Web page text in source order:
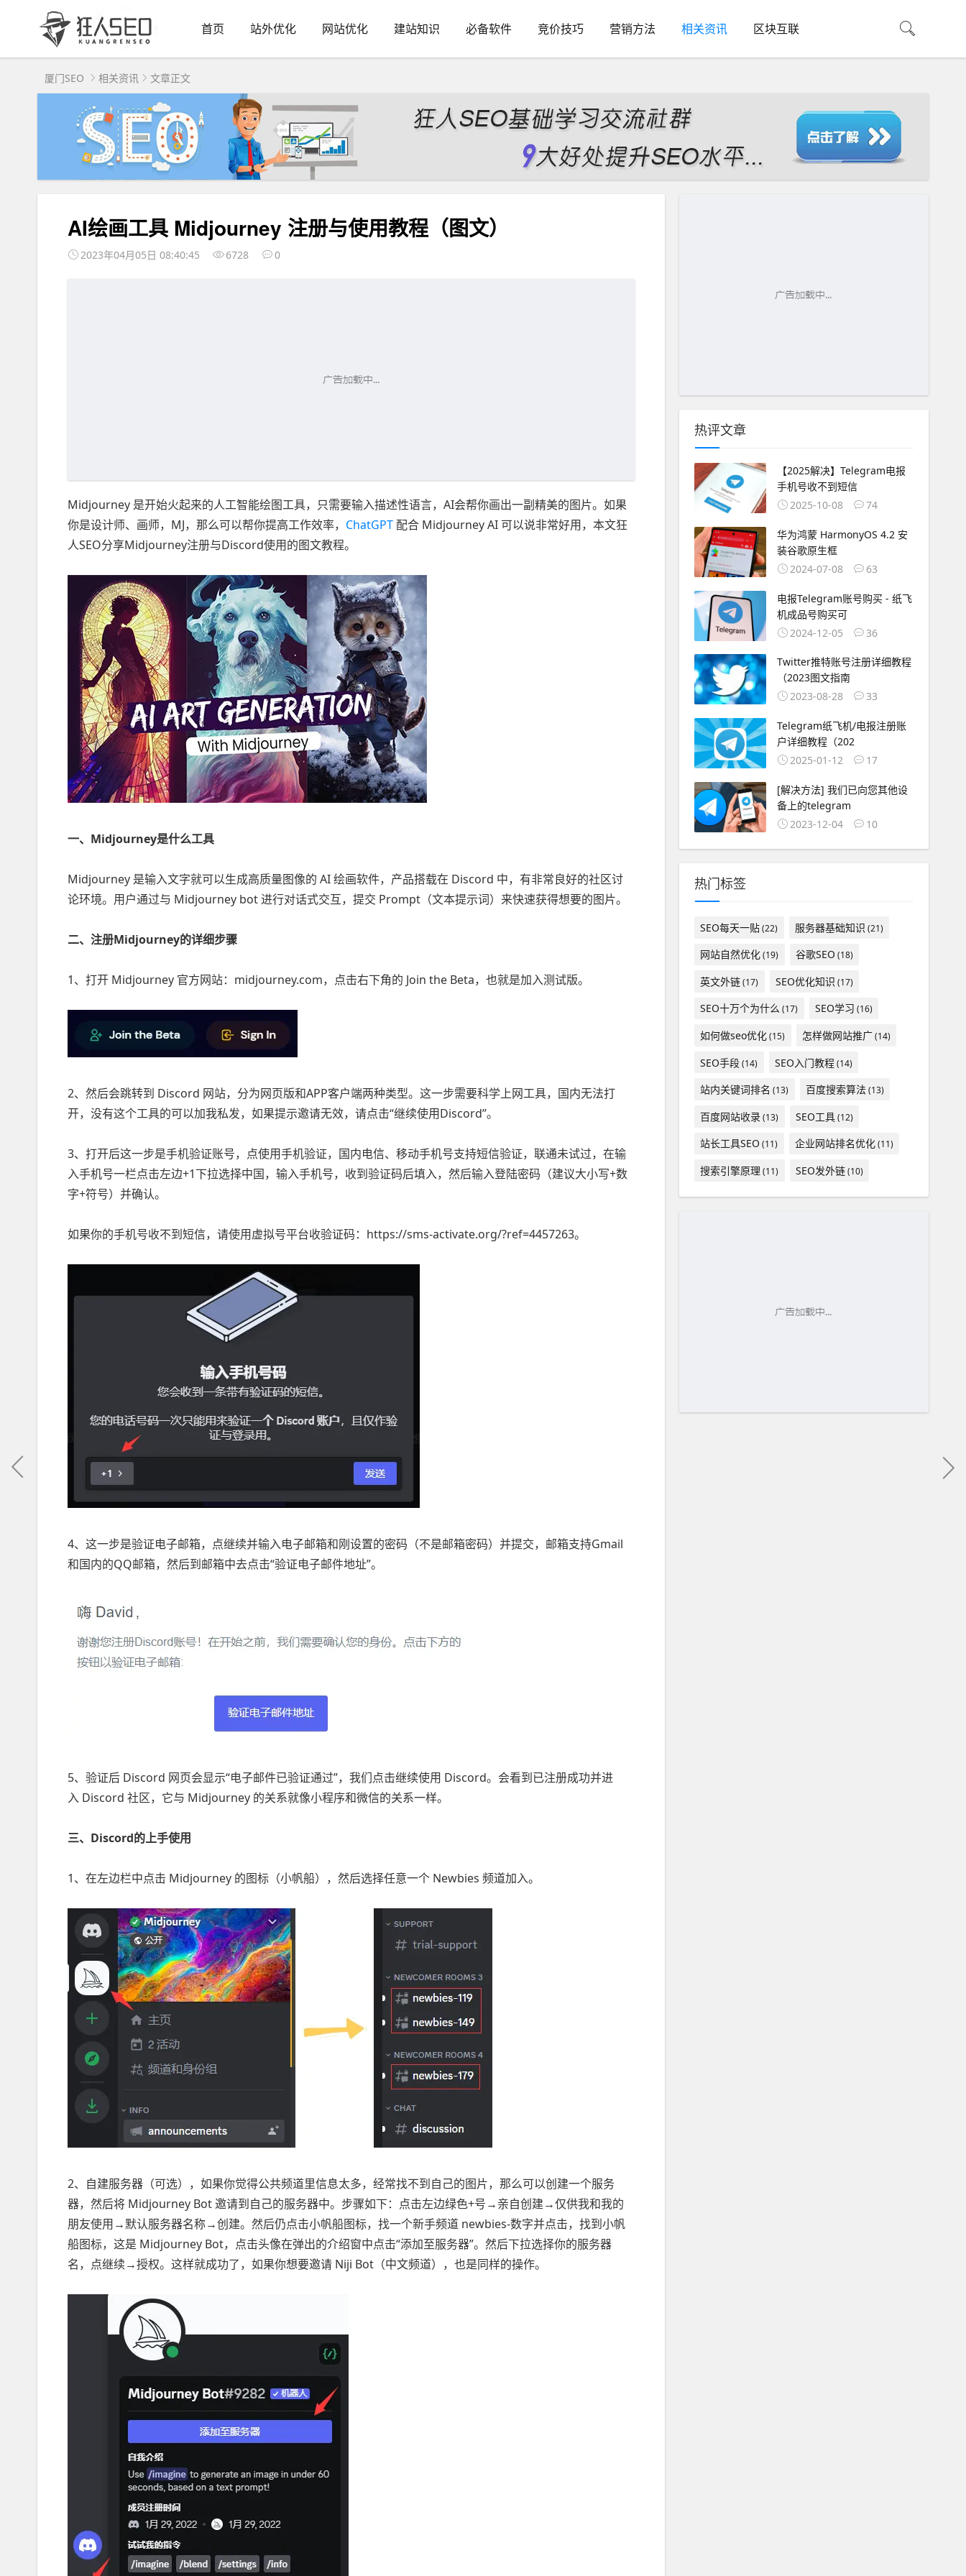
首页 站外优化 网站优化 建站知识 必备软件 竞价技巧 营销方法 相关资讯 区块互联
厦门SEO 相关资讯 文章正文
AI绘画工具 Midjourney 注册与使用教程（图文）
2023年04月05日 08:40:45 6728 0
Midjourney 是开始火起来的人工智能绘图工具，只需要输入描述性语言，AI会帮你画出一副精美的图片。如果
你是设计师、画师，MJ，那么可以帮你提高工作效率， ChatGPT 配合 Midjourney AI 可以说非常好用，本文狂
人SEO分享Midjourney注册与Discord使用的图文教程。
一、Midjourney是什么工具
Midjourney 是输入文字就可以生成高质量图像的 AI 绘画软件，产品搭载在 Discord 中，有非常良好的社区讨
论环境。用户通过与 Midjourney bot 进行对话式交互，提交 Prompt（文本提示词）来快速获得想要的图片。
二、注册Midjourney的详细步骤
1、打开 Midjourney 官方网站：midjourney.com，点击右下角的 Join the Beta，也就是加入测试版。
2、然后会跳转到 Discord 网站，分为网页版和APP客户端两种类型。这一步需要科学上网工具，国内无法打
开，没有这个工具的可以加我私发，如果提示邀请无效，请点击“继续使用Discord”。
3、打开后这一步是手机验证账号，点使用手机验证，国内电信、移动手机号支持短信验证，联通未试过，在输
入手机号一栏点击左边+1下拉选择中国，输入手机号，收到验证码后填入，然后输入登陆密码（建议大小写+数
字+符号）并确认。
如果你的手机号收不到短信，请使用虚拟号平台收验证码：https://sms-activate.org/?ref=4457263。
4、这一步是验证电子邮箱，点继续并输入电子邮箱和刚设置的密码（不是邮箱密码）并提交，邮箱支持Gmail
和国内的QQ邮箱，然后到邮箱中去点击“验证电子邮件地址”。
5、验证后 Discord 网页会显示“电子邮件已验证通过”，我们点击继续使用 Discord。会看到已注册成功并进
入 Discord 社区，它与 Midjourney 的关系就像小程序和微信的关系一样。
三、Discord的上手使用
1、在左边栏中点击 Midjourney 的图标（小帆船），然后选择任意一个 Newbies 频道加入。
2、自建服务器（可选），如果你觉得公共频道里信息太多，经常找不到自己的图片，那么可以创建一个服务
器，然后将 Midjourney Bot 邀请到自己的服务器中。步骤如下：点击左边绿色+号→亲自创建→仅供我和我的
朋友使用→默认服务器名称→创建。然后仍点击小帆船图标，找一个新手频道 newbies-数字并点击，找到小帆
船图标，这是 Midjourney Bot，点击头像在弹出的介绍窗中点击“添加至服务器”。然后下拉选择你的服务器
名，点继续→授权。这样就成功了，如果你想要邀请 Niji Bot（中文频道），也是同样的操作。
热评文章
【2025解决】Telegram电报
手机号收不到短信
2025-10-08
74
华为鸿蒙 HarmonyOS 4.2 安
装谷歌原生框
2024-07-08
63
电报Telegram账号购买 - 纸飞
机成品号购买可
2024-12-05
36
Twitter推特账号注册详细教程
（2023图文指南
2023-08-28
33
Telegram纸飞机/电报注册账
户详细教程（202
2025-01-12
17
[解决方法] 我们已向您其他设
备上的telegram
2023-12-04
10
热门标签
SEO每天一贴(22) 服务器基础知识 (21)
网站自然优化(19) 谷歌SEO (18)
英文外链(17) SEO优化知识 (17)
SEO十万个为什么 (17) SEO学习 (16)
如何做seo优化(15) 怎样做网站推广(14)
SEO手段(14) SEO入门教程(14)
站内关键词排名 (13) 百度搜索算法(13)
百度网站收录(13) SEO工具(12)
站长工具SEO (11) 企业网站排名优化(11)
搜索引擎原理 (11) SEO发外链(10)